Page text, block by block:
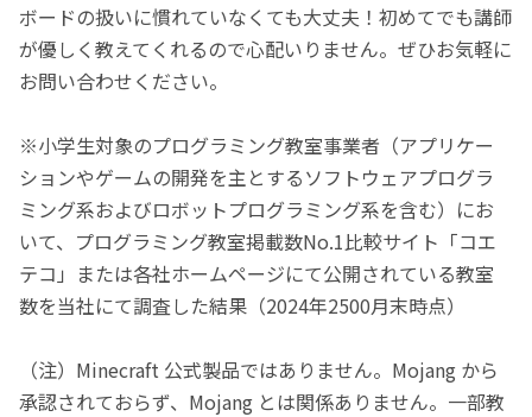
ボードの扱いに慣れていなくても大丈夫！初めてでも講師
が優しく教えてくれるので心配いりません。ぜひお気軽に
お問い合わせください。
※小学生対象のプログラミング教室事業者（アプリケー
ションやゲームの開発を主とするソフトウェアプログラ
ミング系およびロボットプログラミング系を含む）にお
いて、プログラミング教室掲載数No.1比較サイト「コエ
テコ」または各社ホームページにて公開されている教室
数を当社にて調査した結果（2024年2500月末時点）
（注）Minecraft 公式製品ではありません。Mojang から
承認されておらず、Mojang とは関係ありません。一部教